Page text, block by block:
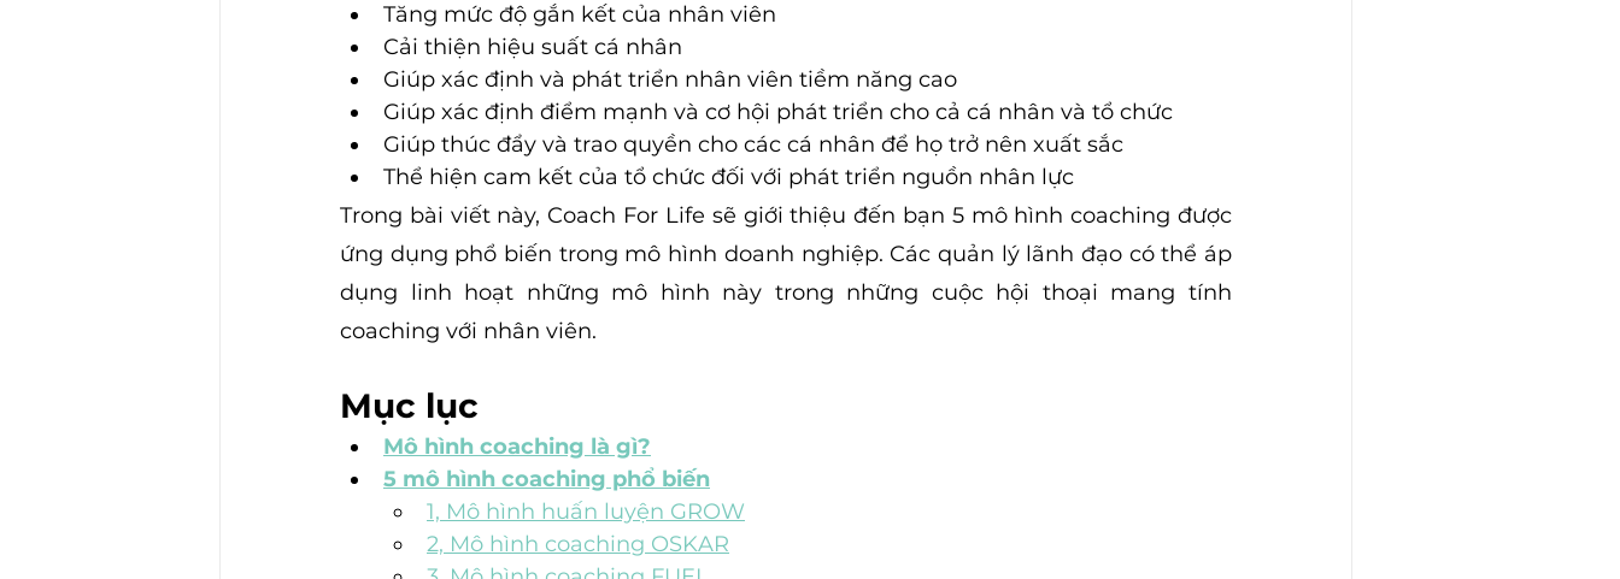
Tăng mức độ gắn kết của nhân viên
Cải thiện hiệu suất cá nhân
Giúp xác định và phát triển nhân viên tiềm năng cao
Giúp xác định điểm mạnh và cơ hội phát triển cho cả cá nhân và tổ chức
Giúp thúc đẩy và trao quyền cho các cá nhân để họ trở nên xuất sắc
Thể hiện cam kết của tổ chức đối với phát triển nguồn nhân lực
Trong bài viết này, Coach For Life sẽ giới thiệu đến bạn 5 mô hình coaching được
ứng dụng phổ biến trong mô hình doanh nghiệp. Các quản lý lãnh đạo có thể áp
dụng linh hoạt những mô hình này trong những cuộc hội thoại mang tính
coaching với nhân viên.
Mục lục
Mô hình coaching là gì?
5 mô hình coaching phổ biến
1, Mô hình huấn luyện GROW
2, Mô hình coaching OSKAR